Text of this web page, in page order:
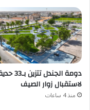
دومة الجندل
لاستقبال زوار الصيف
منذ 4 ساعات